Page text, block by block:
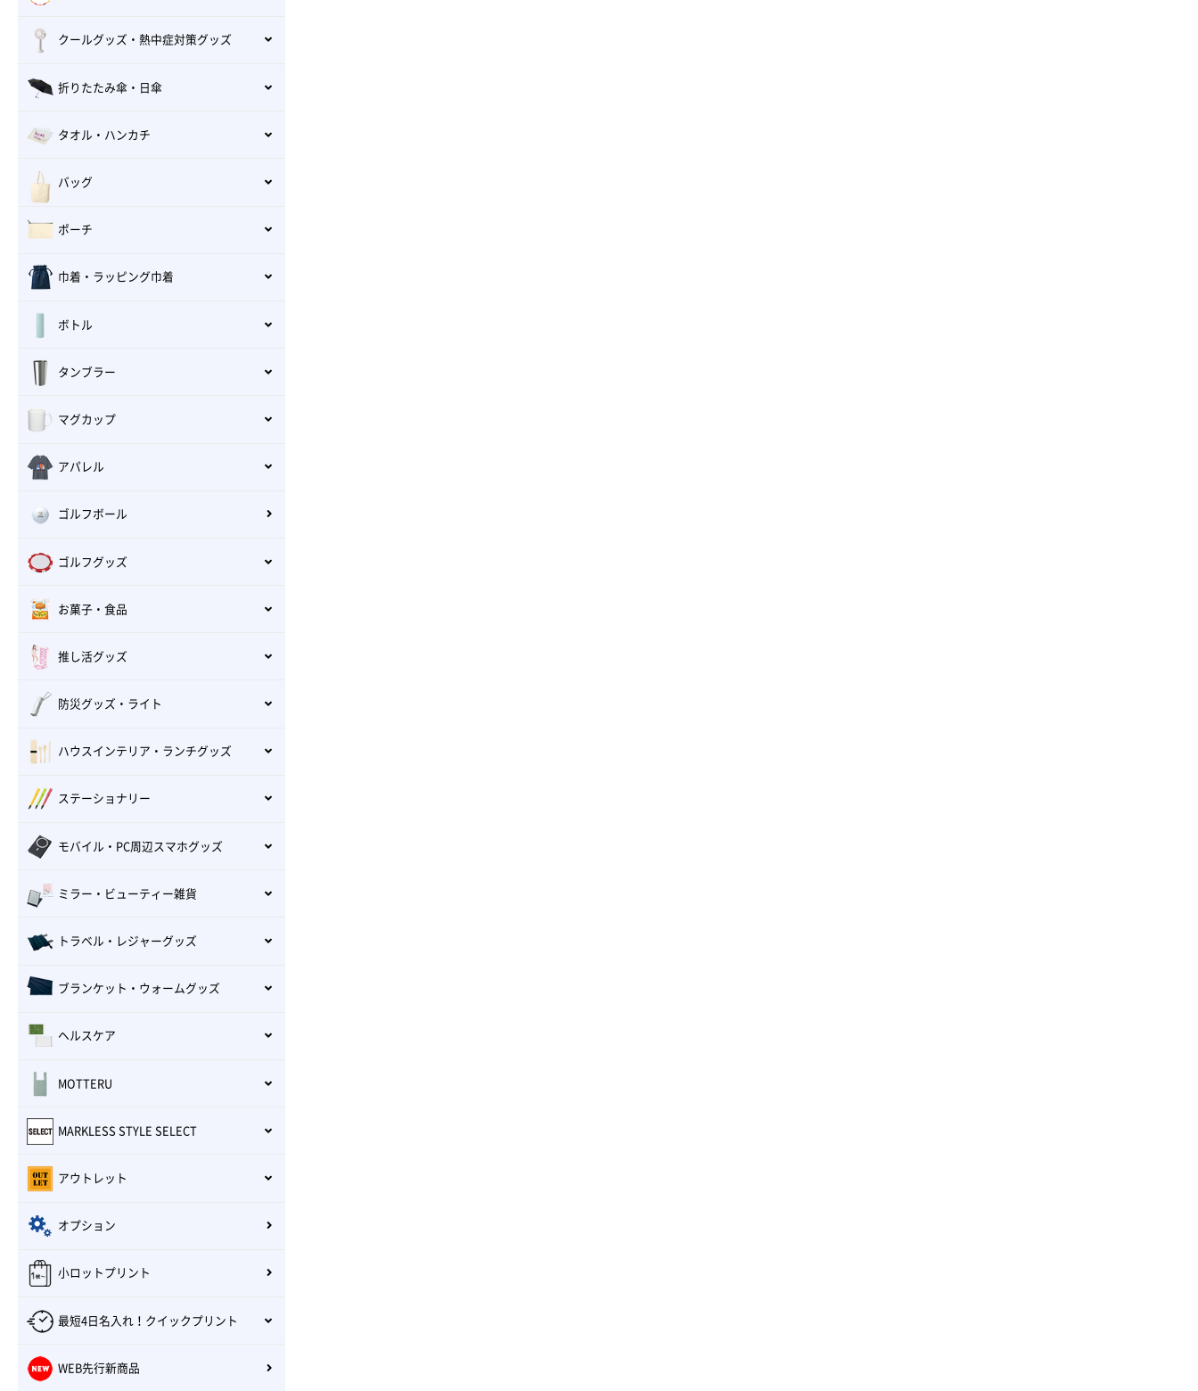
クールグッズ・熱中症対策グッズ
折りたたみ傘・日傘
タオル・ハンカチ
バッグ
ポーチ
巾着・ラッピング巾着
ボトル
タンブラー
マグカップ
アパレル
ゴルフボール
ゴルフグッズ
お菓子・食品
推し活グッズ
防災グッズ・ライト
ハウスインテリア・ランチグッズ
ステーショナリー
モバイル・PC周辺スマホグッズ
ミラー・ビューティー雑貨
トラベル・レジャーグッズ
ブランケット・ウォームグッズ
ヘルスケア
MOTTERU
MARKLESS STYLE SELECT
アウトレット
オプション
小ロットプリント
最短4日名入れ！クイックプリント
WEB先行新商品